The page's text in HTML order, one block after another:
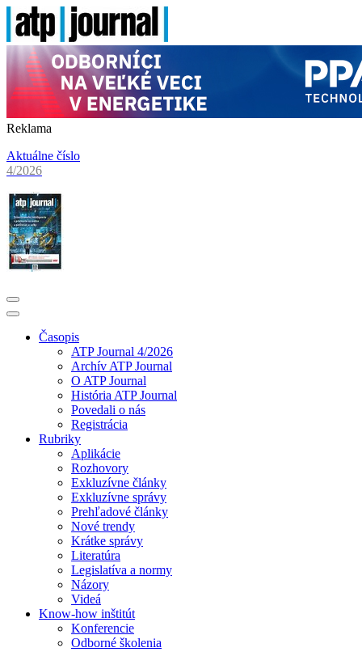
Reklama
Aktuálne číslo
4/2026
Časopis
ATP Journal 4/2026
Archív ATP Journal
O ATP Journal
História ATP Journal
Povedali o nás
Registrácia
Rubriky
Aplikácie
Rozhovory
Exkluzívne články
Exkluzívne správy
Prehľadové články
Nové trendy
Krátke správy
Literatúra
Legislatíva a normy
Názory
Videá
Know-how inštitút
Konferencie
Odborné školenia